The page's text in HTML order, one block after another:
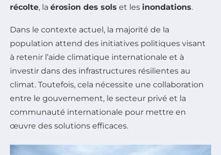
récolte, la érosion des sols et les inondations.
Dans le contexte actuel, la majorité de la
population attend des initiatives politiques visant
à retenir l’aide climatique internationale et à
investir dans des infrastructures résilientes au
climat. Toutefois, cela nécessite une collaboration
entre le gouvernement, le secteur privé et la
communauté internationale pour mettre en
œuvre des solutions efficaces.